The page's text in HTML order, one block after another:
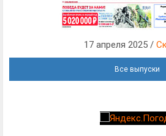
17 апреля 2025 /
Все выпуски